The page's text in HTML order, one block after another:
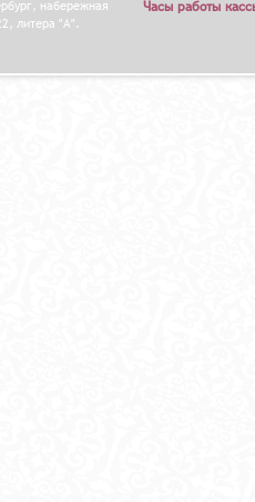
набережная
литера "А".
Часы работы